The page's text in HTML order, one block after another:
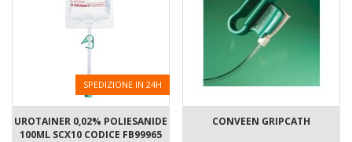
SPEDIZIONE IN 24H
UROTAINER 0,02% POLIESANIDE
100ML SCX10 CODICE FB99965
CONVEEN GRIPCATH